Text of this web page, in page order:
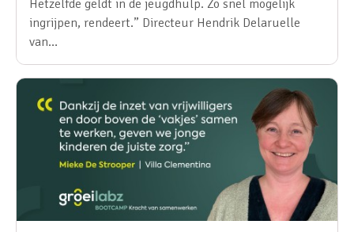
Hetzelfde geldt in de jeugdhulp. Zo snel mogelijk
ingrijpen, rendeert.” Directeur Hendrik Delaruelle
van…